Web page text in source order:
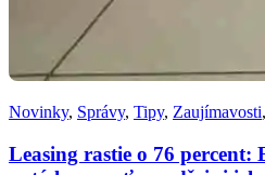
Novinky, Správy, Tipy, Zaujímavosti,
Leasing rastie o 76